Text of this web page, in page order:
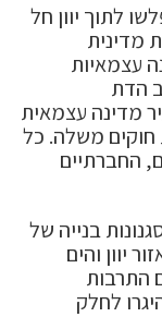
לתוך יוון חל
מדינית
עצמאיות
הדת
מדינה עצמאית
משלה. כל
החברתיים
בנייה של
יוון והים
התרבות
לחלק